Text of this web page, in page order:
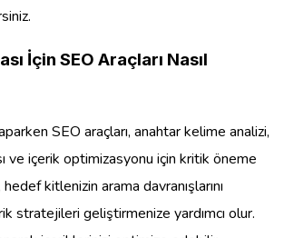
İçin SEO Araçları Nasıl
SEO araçları, anahtar kelime analizi,
ve içerik optimizasyonu için kritik öneme
kitlenizin arama davranışlarını
stratejileri geliştirmenize yardımcı olur.